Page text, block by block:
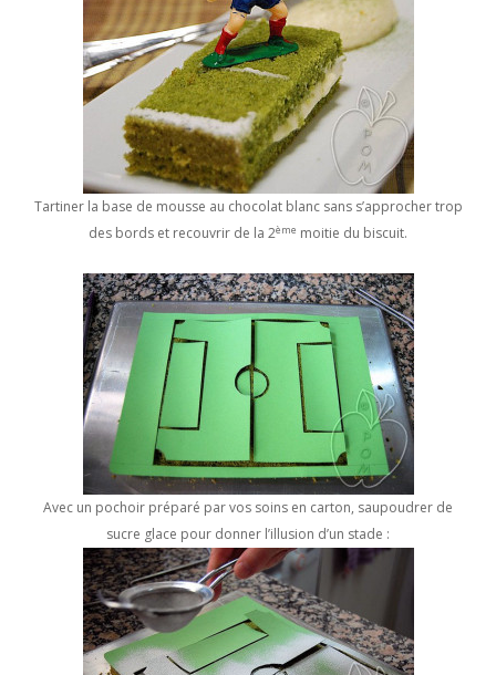
Tartiner la base de mousse au chocolat blanc sans s’approcher trop
des bords et recouvrir de la 2ème moitie du biscuit.
Avec un pochoir préparé par vos soins en carton, saupoudrer de
sucre glace pour donner l’illusion d’un stade :